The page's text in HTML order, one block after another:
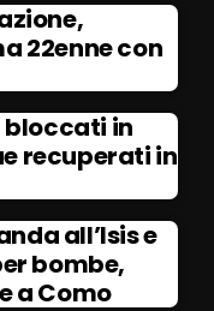
22enne con
bloccati in
recuperati in
all’Isis e
bombe,
a Como